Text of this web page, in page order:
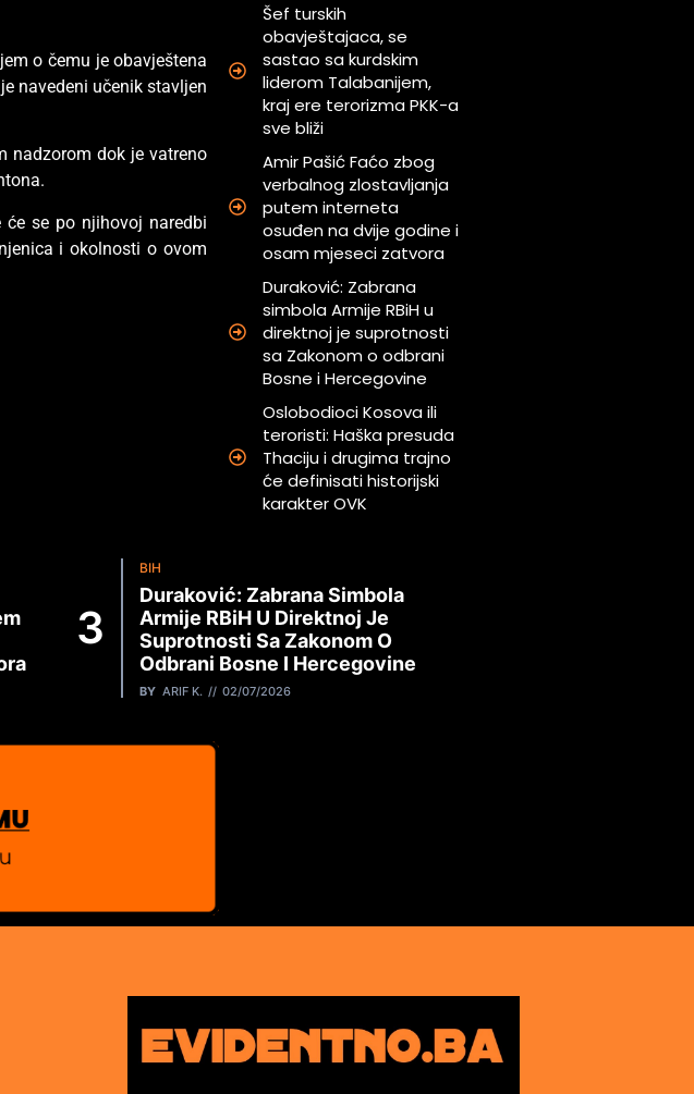
o čemu je obavještena
navedeni učenik stavljen
nadzorom dok je vatreno
se po njihovoj naredbi
i okolnosti o ovom
Šef turskih
obavještajaca, se
sastao sa kurdskim
liderom Talabanijem,
kraj ere terorizma PKK-a
sve bliži
Amir Pašić Faćo zbog
verbalnog zlostavljanja
putem interneta
osuđen na dvije godine i
osam mjeseci zatvora
Duraković: Zabrana
simbola Armije RBiH u
direktnoj je suprotnosti
sa Zakonom o odbrani
Bosne i Hercegovine
Oslobodioci Kosova ili
teroristi: Haška presuda
Thaciju i drugima trajno
će definisati historijski
karakter OVK
BIH
Duraković: Zabrana Simbola
Armije RBiH U Direktnoj Je
Suprotnosti Sa Zakonom O
Odbrani Bosne I Hercegovine
BY ARIF K. 02/07/2026